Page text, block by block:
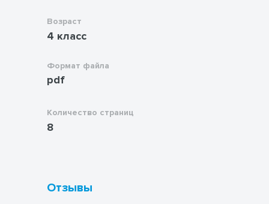
Возраст
4 класс
Формат файла
pdf
Количество страниц
8
Отзывы